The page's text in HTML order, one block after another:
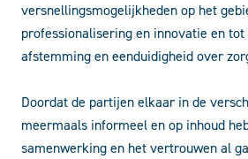
versnellingsmogelijkheden op het
professionalisering en innovatie en
afstemming en eenduidigheid over
Doordat de partijen elkaar in de
meermaals informeel en op inhoud
samenwerking en het vertrouwen al